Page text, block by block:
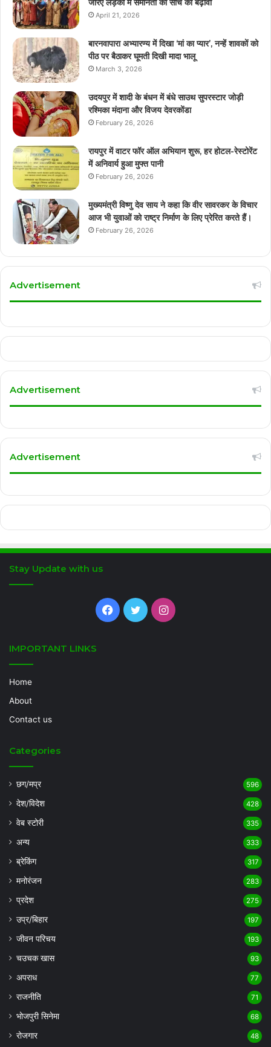
जरिए लड़कों में समानता की सोच को बढ़ावा
April 21, 2026
बारनवापारा अभ्यारण्य में दिखा ‘मां का प्यार’, नन्हें शावकों को
पीठ पर बैठाकर घूमती दिखी मादा भालू
March 3, 2026
उदयपुर में शादी के बंधन में बंधे साउथ सुपरस्टार जोड़ी
रश्मिका मंदाना और विजय देवरकोंडा
February 26, 2026
रायपुर में वाटर फॉर ऑल अभियान शुरू, हर होटल-रेस्टोरेंट
में अनिवार्य हुआ मुफ्त पानी
February 26, 2026
मुख्यमंत्री विष्णु देव साय ने कहा कि वीर सावरकर के विचार
आज भी युवाओं को राष्ट्र निर्माण के लिए प्रेरित करते हैं।
February 26, 2026
Advertisement
Advertisement
Advertisement
Stay Update with us
Facebook
TwitterInstagram
IMPORTANT LINKS
Home
About
Contact us
Categories
छग/मप्र 596
देश/विदेश 428
वेब स्टोरी 335
अन्य 333
ब्रेकिंग 317
मनोरंजन 283
प्रदेश 275
उप्र/बिहार 197
जीवन परिचय 193
चउचक खास 93
अपराध 77
राजनीति 71
भोजपुरी सिनेमा 68
रोजगार 48